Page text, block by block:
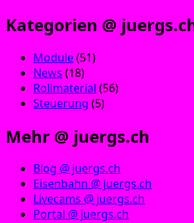
Kategorien @
Module(51)
News (18)
Rollmaterial (56)
Steuerung (5)
Mehr @ juergs.ch
Blog @ juergs.ch
Eisenbahn @ juergs.ch
Livecams @ juergs.ch
Portal @ juergs.ch